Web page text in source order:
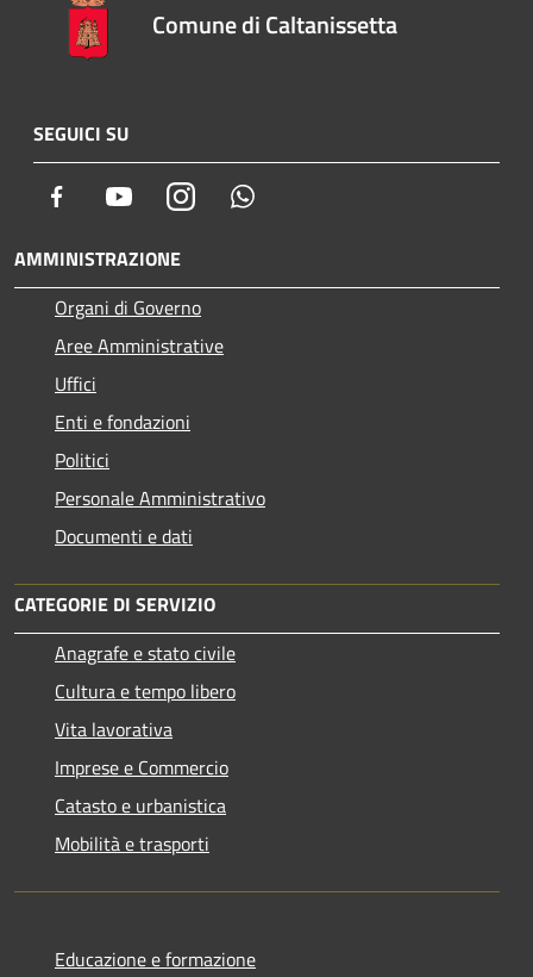
Comune di Caltanissetta
SEGUICI SU
Facebook YoutubeInstagram
AMMINISTRAZIONE
Organi di Governo
Aree Amministrative
Uffici
Enti e fondazioni
Politici
Personale Amministrativo
Documenti e dati
CATEGORIE DI SERVIZIO
Anagrafe e stato civile
Cultura e tempo libero
Vita lavorativa
Imprese e Commercio
Catasto e urbanistica
Mobilità e trasporti
Educazione e formazione